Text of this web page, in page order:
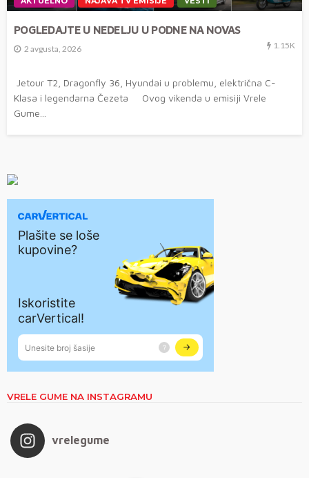
POGLEDAJTE U NEDELJU U PODNE NA NOVAS
2 avgusta, 2026 1.15K
Jetour T2, Dragonfly 36, Hyundai u problemu, električna C-
Klasa i legendarna Čezeta Ovog vikenda u emisiji Vrele
Gume...
VRELE GUME NA INSTAGRAMU
vrelegume